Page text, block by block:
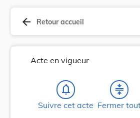
arrow_back Retour accueil
Acte en vigueur
notifications_none
Suivre cet acte
compress
Fermer